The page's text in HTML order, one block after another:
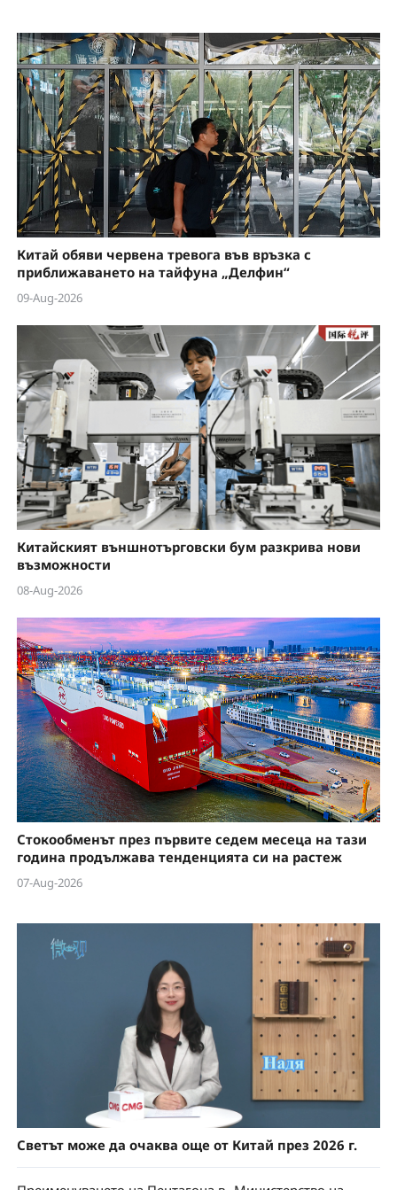
Китай обяви червена тревога във връзка с
приближаването на тайфуна „Делфин“
09-Aug-2026
Китайският външнотърговски бум разкрива нови
възможности
08-Aug-2026
Стокообменът през първите седем месеца на тази
година продължава тенденцията си на растеж
07-Aug-2026
Светът може да очаква още от Китай през 2026 г.